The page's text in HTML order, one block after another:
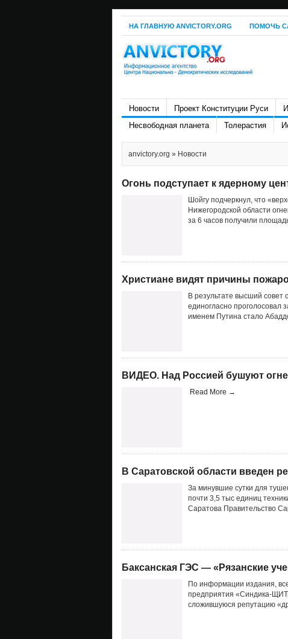
НА ГЛАВНУЮ ANVICTORY.ORG ПОМОЧЬ
Новости Проект Конституции Руси
Несвободная планета
Толерастия
anvictory.org » Новости
Огонь подступает к ядерному
Шойгу подчеркнул, что
Нижегородской области
за 6 часов получили
Христиане видят причины
В результате высший совет
единогласно проголосовал
именем Путина стало
ВИДЕО. Над Россией бушуют
Read More →
В Саратовской области введен
За минувшие сутки для
почти 3,5 тыс единиц
Саратова Правительство
Баксанская ГЭС — «Рязанские
По информации издания,
предприятия «Синдика-
сложившуюся репутацию